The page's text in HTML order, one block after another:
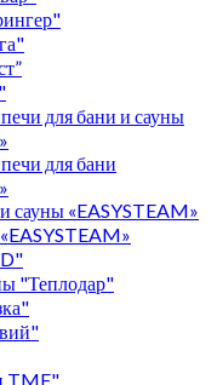
для бани и сауны
для бани
сауны «EASYSTEAM»
"Теплодар"
TMF"